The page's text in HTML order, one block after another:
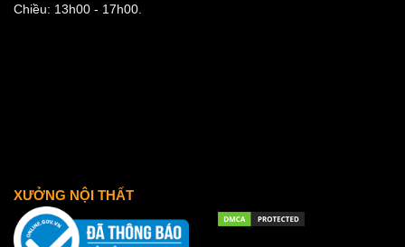
Chiều: 13h00 - 17h00.
XƯỞNG NỘI THẤT